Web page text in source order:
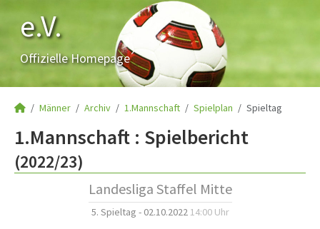
e.V.
Offizielle Homepage
Männer Archiv 1.Mannschaft Spielplan Spieltag
1.Mannschaft : Spielbericht
(2022/23)
Landesliga Staffel Mitte
5. Spieltag - 02.10.2022 14:00 Uhr